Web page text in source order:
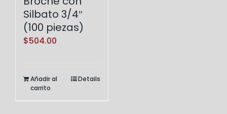
Silbato 3/4″
(100 piezas)
$504.00
Añadir al
carrito
Details